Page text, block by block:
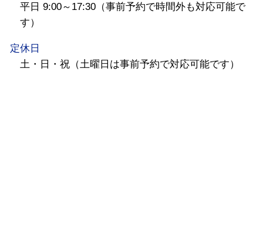
平日 9:00～17:30（事前予約で時間外も対応可能で
す）
定休日
土・日・祝（土曜日は事前予約で対応可能です）